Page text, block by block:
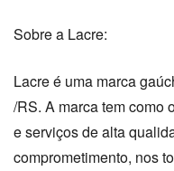
Sobre a Lacre:
Lacre é uma marca
/RS. A marca tem como
e serviços de alta
comprometimento, nos